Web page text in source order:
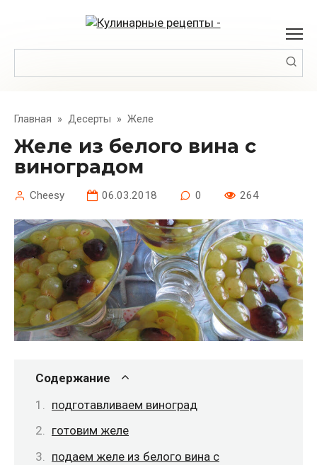
Главная » Десерты » Желе
Желе из белого вина с
виноградом
Cheesy 06.03.2018 0 264
Содержание
подготавливаем виноград
готовим желе
подаем желе из белого вина с